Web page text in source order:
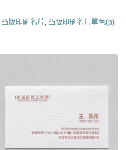
凸版印刷名片 凸版印刷名片單色(p)